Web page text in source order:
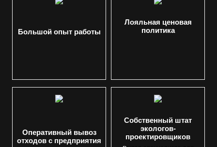
Большой опыт работы
Лояльная ценовая
политика
Оперативный вывоз
отходов с предприятия
Собственный штат
экологов-
проектировщиков